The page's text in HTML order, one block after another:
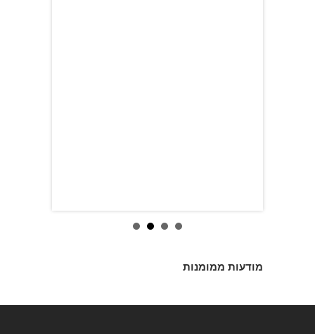
מודעות ממומנות